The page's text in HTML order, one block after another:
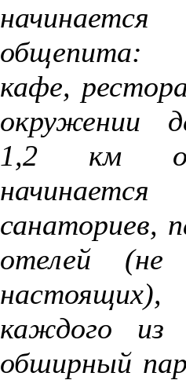
общепита:
кафе,
окружении
1,2 км
санаториев,
отелей
каждого
обширный